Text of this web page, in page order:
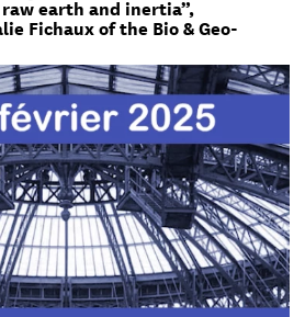
earth and inertia”,
Fichaux of the Bio & Geo-